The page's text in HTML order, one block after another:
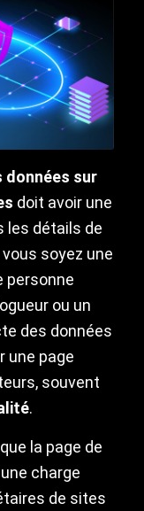
données sur
doit avoir une
les détails de
soyez une
personne
ou un
des données
une page
souvent
.
la page de
charge
de sites